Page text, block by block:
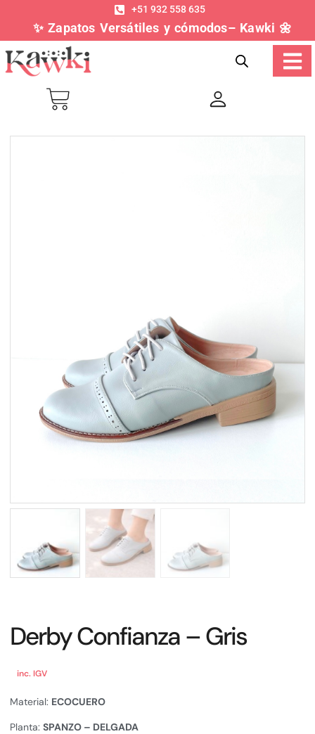
+51 932 558 635
✨ Zapatos Versátiles y cómodos– Kawki 🌼
Derby Confianza – Gris
inc. IGV
Material: ECOCUERO
Planta: SPANZO – DELGADA